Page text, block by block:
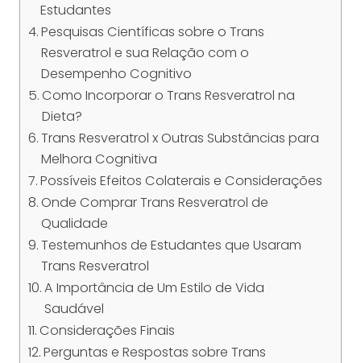
Estudantes
Pesquisas Científicas sobre o Trans
Resveratrol e sua Relação com o
Desempenho Cognitivo
Como Incorporar o Trans Resveratrol na
Dieta?
Trans Resveratrol x Outras Substâncias para
Melhora Cognitiva
Possíveis Efeitos Colaterais e Considerações
Onde Comprar Trans Resveratrol de
Qualidade
Testemunhos de Estudantes que Usaram
Trans Resveratrol
A Importância de Um Estilo de Vida
Saudável
Considerações Finais
Perguntas e Respostas sobre Trans